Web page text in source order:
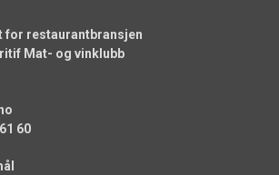
for restaurantbransjen
Mat- og vinklubb
60